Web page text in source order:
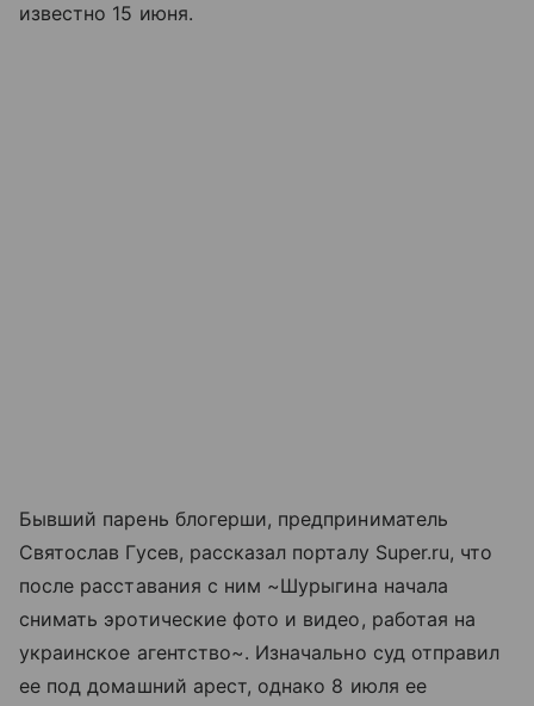
известно 15 июня.
Бывший парень блогерши, предприниматель
Святослав Гусев, рассказал порталу Super.ru, что
после расставания с ним ~Шурыгина начала
снимать эротические фото и видео, работая на
украинское агентство~. Изначально суд отправил
ее под домашний арест, однако 8 июля ее